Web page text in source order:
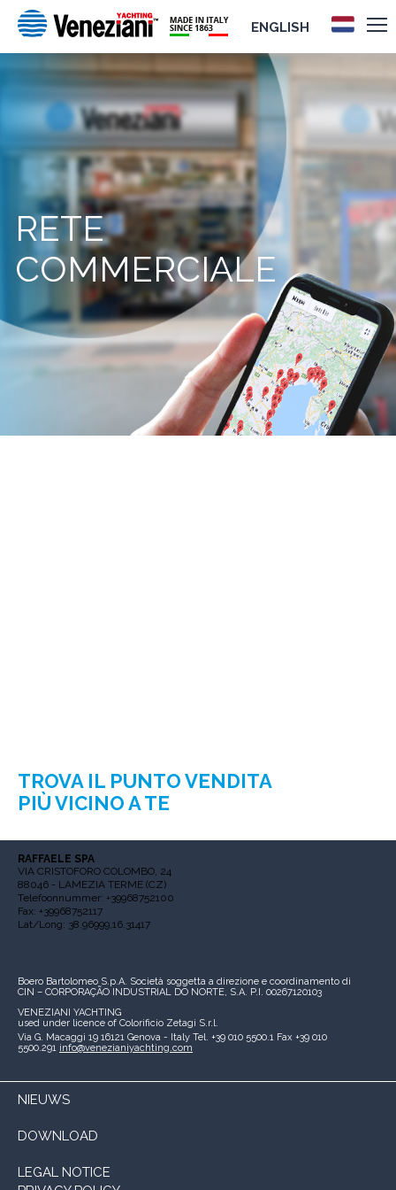
ENGLISH
RETE
COMMERCIALE
TROVA IL PUNTO VENDITA
PIÙ VICINO A TE
RAFFAELE SPA
VIA CRISTOFORO COLOMBO, 24
88046 - LAMEZIA TERME (CZ)
Telefoonnummer: +39968752100
Fax: +39968752117
Lat/Long: 38.96999,16.31417
Boero Bartolomeo S.p.A. Società soggetta a direzione e coordinamento di
CIN – CORPORAÇÃO INDUSTRIAL DO NORTE, S.A. P.I. 00267120103
VENEZIANI YACHTING
used under licence of Colorificio Zetagi S.r.l.
Via G. Macaggi 19 16121 Genova - Italy Tel. +39 010 5500.1 Fax +39 010
5500.291 info@venezianiyachting.com
NIEUWS
DOWNLOAD
LEGAL NOTICE